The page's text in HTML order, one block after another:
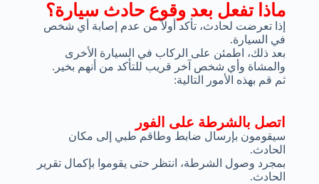
ماذا تفعل بعد وقوع حادث سيارة؟
إذا تعرضت لحادث، تأكد أولاً من عدم إصابة أي شخص
في السيارة.
بعد ذلك، اطمئن على الركاب في السيارة الأخرى
والمشاة وأي شخص آخر قريب للتأكد من أنهم بخير.
ثم قم بهذه الأمور التالية:
اتصل بالشرطة على الفور
سيقومون بإرسال ضابط وطاقم طبي إلى مكان
الحادث.
بمجرد وصول الشرطة، انتظر حتى يقوموا بإكمال تقرير
الحادث.